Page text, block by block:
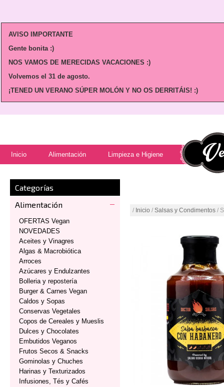
AVISO IMPORTANTE
Gente bonita :)
NOS VAMOS DE MERECIDAS VACACIONES :)
Volvemos el 31 de agosto.
¡TENED UN VERANO SÚPER MOLÓN Y NO OS DERRITÁIS! :)
Inicio Alimentación Limpieza e Higiene
Categorías
Alimentación
OFERTAS Vegan
NOVEDADES
Aceites y Vinagres
Algas & Macrobiótica
Arroces
Azúcares y Endulzantes
Bolleria y repostería
Burger & Carnes Vegan
Caldos y Sopas
Conservas Vegetales
Copos de Cereales y Mueslis
Dulces y Chocolates
Embutidos Veganos
Frutos Secos & Snacks
Gominolas y Chuches
Harinas y Texturizados
Infusiones, Tés y Cafés
/ Inicio / Salsas y Condimentos /